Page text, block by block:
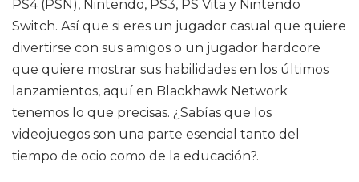
PS4 (PSN), Nintendo, PS3, PS Vita y Nintendo
Switch. Así que si eres un jugador casual que quiere
divertirse con sus amigos o un jugador hardcore
que quiere mostrar sus habilidades en los últimos
lanzamientos, aquí en Blackhawk Network
tenemos lo que precisas. ¿Sabías que los
videojuegos son una parte esencial tanto del
tiempo de ocio como de la educación?.